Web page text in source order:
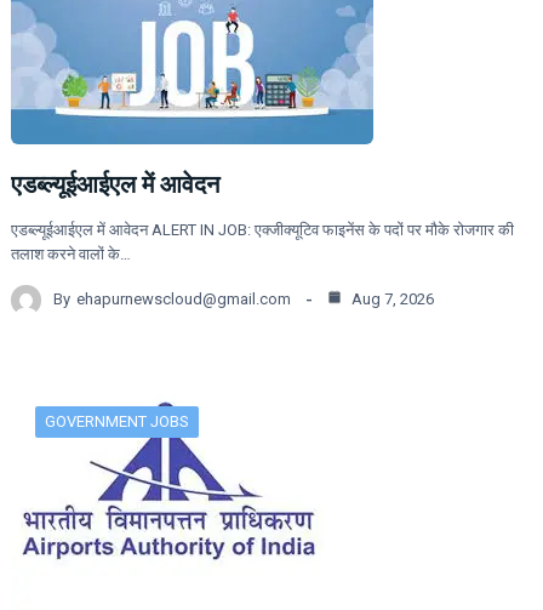
एडब्ल्यूईआईएल में आवेदन
एडब्ल्यूईआईएल में आवेदन ALERT IN JOB: एक्जीक्यूटिव फाइनेंस के पदों पर मौके रोजगार की
तलाश करने वालों के…
By ehapurnewscloud@gmail.com Aug 7, 2026
GOVERNMENT JOBS